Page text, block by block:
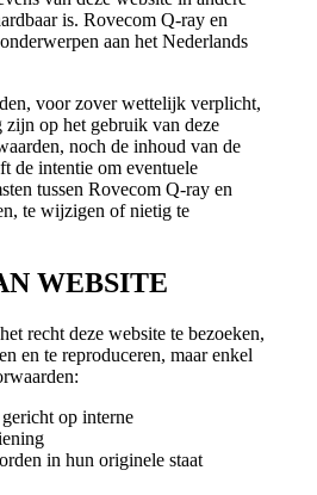
is. Rovecom Q-ray en
aan het Nederlands
voor zover wettelijk verplicht,
zijn op het gebruik van deze
noch de inhoud van de
de intentie om eventuele
tussen Rovecom Q-ray en
te wijzigen of nietig te
WEBSITE
recht deze website te bezoeken,
en te reproduceren, maar enkel
op interne
in hun originele staat